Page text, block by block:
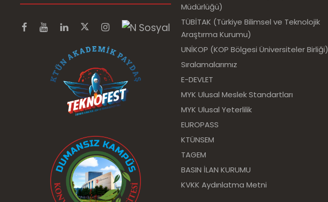
Müdürlüğü)
TÜBİTAK (Türkiye Bilimsel ve Teknolojik
Araştırma Kurumu)
UNİKOP (KOP Bölgesi Üniversiteler Birliği)
Sıralamalarımız
E-DEVLET
MYK Ulusal Meslek Standartları
MYK Ulusal Yeterlilik
EUROPASS
KTÜNSEM
TAGEM
BASIN İLAN KURUMU
KVKK Aydınlatma Metni